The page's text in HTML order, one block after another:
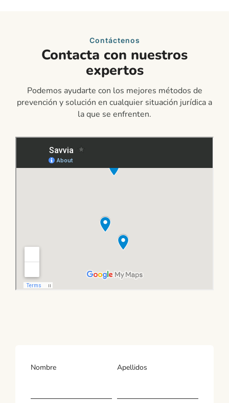
Contáctenos
Contacta con nuestros
expertos
Podemos ayudarte con los mejores métodos de
prevención y solución en cualquier situación jurídica a
la que se enfrenten.
Nombre Apellidos